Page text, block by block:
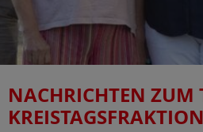
NACHRICHTEN ZUM
KREISTAGSFRAKTION